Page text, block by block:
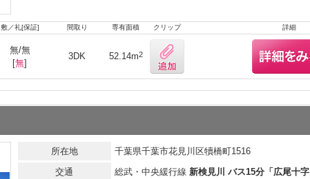
敷／礼[保証] 間取り 専有面積 クリップ 詳細
無/無
[無]
3DK 52.14m2
所在地
千葉県千葉市花見川区犢橋町1516
交通
総武・中央緩行線 新検見川 バス15分「広尾十字